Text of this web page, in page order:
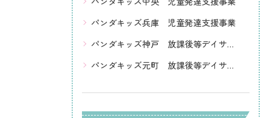
パンダキッズ兵庫 児童発達支援事業
パンダキッズ神戸 放課後等デイサービス
パンダキッズ元町 放課後等デイサービス